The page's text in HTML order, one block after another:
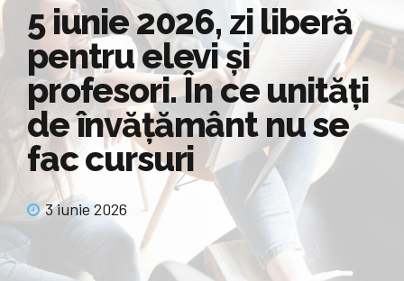
5 iunie 2026, zi liberă
pentru elevi și
profesori. În ce unități
de învățământ nu se
fac cursuri
3 iunie 2026